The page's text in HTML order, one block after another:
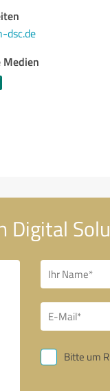
dsc.de
Medien
Digital
Bitte um